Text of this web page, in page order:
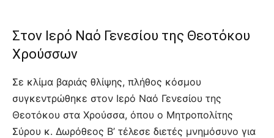
Στον Ιερό Ναό Γενεσίου της Θεοτόκου
Χρούσσων
Σε κλίμα βαριάς θλίψης, πλήθος κόσμου
συγκεντρώθηκε στον Ιερό Ναό Γενεσίου της
Θεοτόκου στα Χρούσσα, όπου ο Μητροπολίτης
Σύρου κ. Δωρόθεος Β’ τέλεσε διετές μνημόσυνο για